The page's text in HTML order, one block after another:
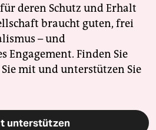
deren Schutz und Erhalt
braucht guten, frei
– und
Engagement. Finden Sie
mit und unterstützen Sie
unterstützen